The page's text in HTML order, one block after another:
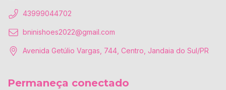
43999044702
bninishoes2022@gmail.com
Avenida Getúlio Vargas, 744, Centro, Jandaia do Sul/PR
Permaneça conectado